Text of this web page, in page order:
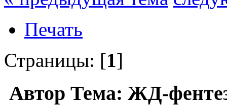
Печать
Страницы: [1]
Автор Тема: ЖД-